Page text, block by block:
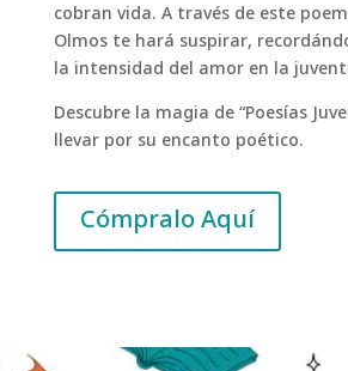
cobran vida. A través de este
Olmos te hará suspirar,
la intensidad del amor en la
Descubre la magia de “Poesías
llevar por su encanto poético.
Cómpralo Aquí